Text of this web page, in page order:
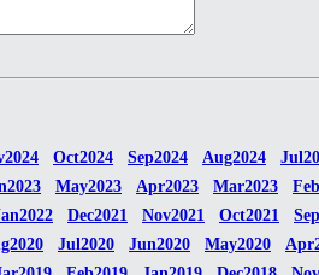
Oct2024 Sep2024 Aug2024
May2023 Apr2023 Mar2023
Dec2021 Nov2021 Oct2021
Jul2020 Jun2020 May2020